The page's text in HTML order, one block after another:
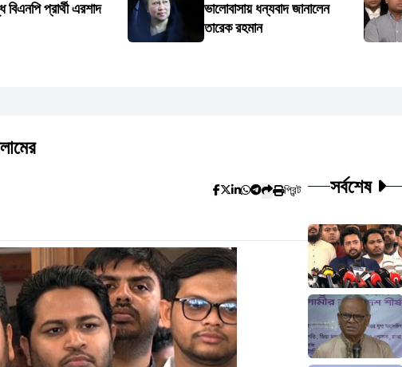
বিএনপি প্রার্থী এরশাদ
ভালোবাসায় ধন্যবাদ জানালেন
তারেক রহমান
প্রিন্ট সর্বশেষ